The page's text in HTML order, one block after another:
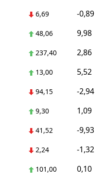
6,69 -0,89
48,06 9,98
237,40 2,86
13,00 5,52
94,15 -2,94
9,30 1,09
41,52 -9,93
2,24 -1,32
101,00 0,10